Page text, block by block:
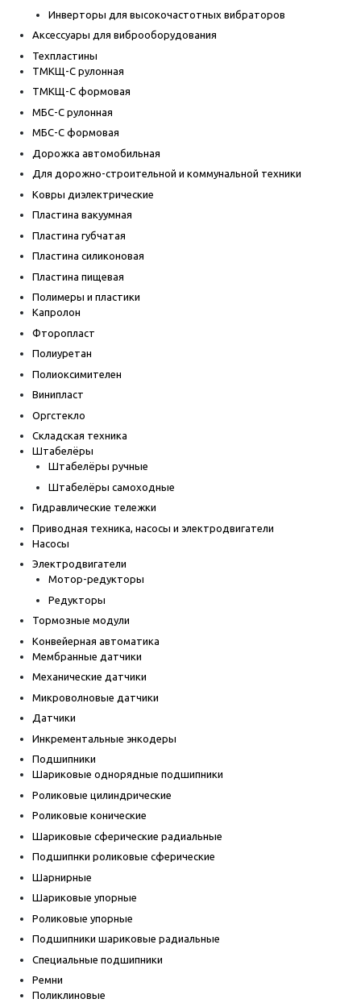
Инверторы для высокочастотных вибраторов
Аксессуары для виброоборудования
Техпластины
ТМКЩ-С рулонная
ТМКЩ-С формовая
МБС-С рулонная
МБС-С формовая
Дорожка автомобильная
Для дорожно-строительной и коммунальной техники
Ковры диэлектрические
Пластина вакуумная
Пластина губчатая
Пластина силиконовая
Пластина пищевая
Полимеры и пластики
Капролон
Фторопласт
Полиуретан
Полиоксимителен
Винипласт
Оргстекло
Складская техника
Штабелёры
Штабелёры ручные
Штабелёры самоходные
Гидравлические тележки
Приводная техника, насосы и электродвигатели
Насосы
Электродвигатели
Мотор-редукторы
Редукторы
Тормозные модули
Конвейерная автоматика
Мембранные датчики
Механические датчики
Микроволновые датчики
Датчики
Инкрементальные энкодеры
Подшипники
Шариковые однорядные подшипники
Роликовые цилиндрические
Роликовые конические
Шариковые сферические радиальные
Подшипнки роликовые сферические
Шарнирные
Шариковые упорные
Роликовые упорные
Подшипники шариковые радиальные
Специальные подшипники
Ремни
Поликлиновые